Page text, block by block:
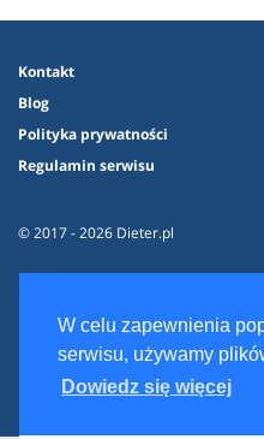
W celu zapewnienia
serwisu, używamy
Dowiedz się więcej
Kontakt
Blog
Polityka prywatności
Regulamin serwisu
© 2017 - 2026 Dieter.pl